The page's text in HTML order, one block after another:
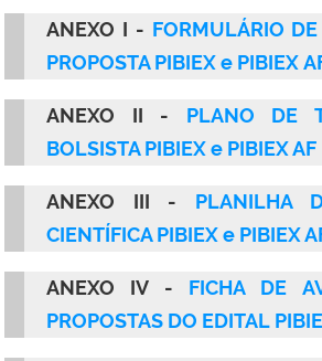
ANEXO I - FORMULÁRIO
PROPOSTA PIBIEX e PIBIEX
ANEXO II - PLANO DE
BOLSISTA PIBIEX e PIBIEX AF
ANEXO III - PLANILHA
CIENTÍFICA PIBIEX e PIBIEX
ANEXO IV - FICHA DE
PROPOSTAS DO EDITAL